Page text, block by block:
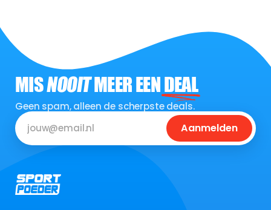
MISNOOITMEER EENDEAL
Geen spam, alleen de scherpste deals.
Aanmelden